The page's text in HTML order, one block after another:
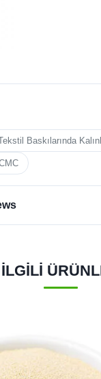
Baskılarında
İLGİLİ